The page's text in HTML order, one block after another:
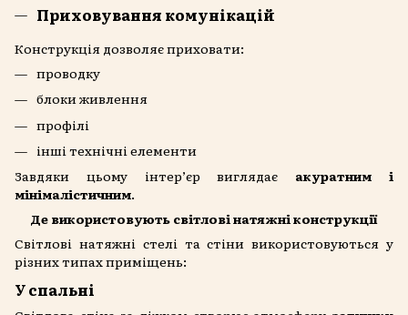
Приховування комунікацій
Конструкція дозволяє приховати:
проводку
блоки живлення
профілі
інші технічні елементи
Завдяки цьому інтер’єр виглядає акуратним і
мінімалістичним.
Де використовують світлові натяжні конструкції
Світлові натяжні стелі та стіни використовуються у
різних типах приміщень:
У спальні